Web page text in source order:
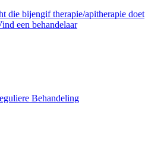
die bijengif therapie/apitherapie doet
een behandelaar
Behandeling